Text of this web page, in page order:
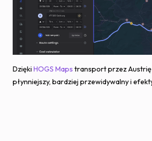
Dzięki HOGS Maps transport przez Austrię
płynniejszy, bardziej przewidywalny i